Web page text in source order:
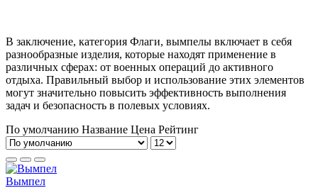
В заключение, категория Флаги, вымпелы включает в себя
разнообразные изделия, которые находят применение в
различных сферах: от военных операций до активного
отдыха. Правильный выбор и использование этих элементов
могут значительно повысить эффективность выполнения
задач и безопасность в полевых условиях.
По умолчанию Название Цена Рейтинг
Вымпел